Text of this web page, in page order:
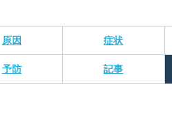
原因 症状
予防 記事